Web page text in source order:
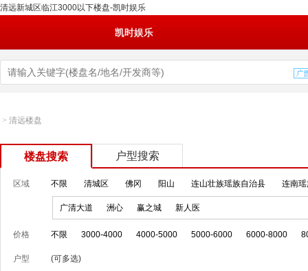
清远新城区临江3000以下楼盘-凯时娱乐
凯时娱乐
> 清远楼盘
楼盘搜索 户型搜索
区域 不限 清城区 佛冈 阳山 连山壮族瑶族自治县 连南
广清大道 洲心 赢之城 新人医
价格 不限 3000-4000 4000-5000 5000-6000 6000-8000
户型 (可多选)